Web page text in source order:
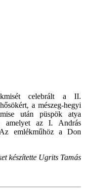
celebrált a II.
a mészeg-hegyi
után püspök atya
amelyet az I. András
emlékműhöz a Don
készítette Ugrits Tamás